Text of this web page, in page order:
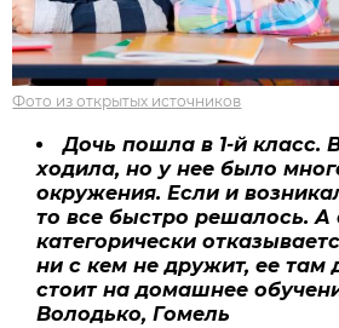
Фото из открытых источников
Дочь пошла в 1-й класс.
ходила, но у нее было
окружения. Если и
то все быстро решалось. А
категорически
ни с кем не дружит, ее там
стоит на домашнее
Володько, Гомель